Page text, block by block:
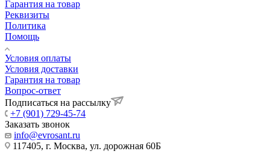
Гарантия на товар
Реквизиты
Политика
Помощь
Условия оплаты
Условия доставки
Гарантия на товар
Вопрос-ответ
Подписаться на рассылку
+7 (901) 729-45-74
Заказать звонок
info@evrosant.ru
117405, г. Москва, ул. дорожная 60Б